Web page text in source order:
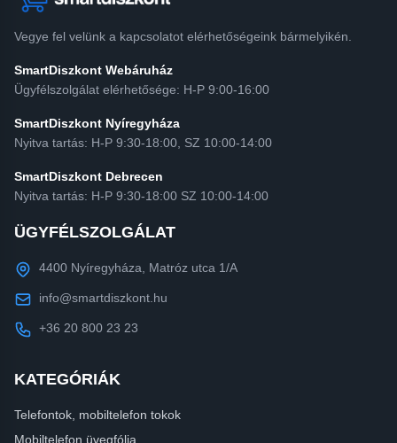
Vegye fel velünk a kapcsolatot elérhetőségeink bármelyikén.
SmartDiszkont Webáruház
Ügyfélszolgálat elérhetősége: H-P 9:00-16:00
SmartDiszkont Nyíregyháza
Nyitva tartás: H-P 9:30-18:00, SZ 10:00-14:00
SmartDiszkont Debrecen
Nyitva tartás: H-P 9:30-18:00 SZ 10:00-14:00
ÜGYFÉLSZOLGÁLAT
4400 Nyíregyháza, Matróz utca 1/A
info@smartdiszkont.hu
+36 20 800 23 23
KATEGÓRIÁK
Telefontok, mobiltelefon tokok
Mobiltelefon üvegfólia